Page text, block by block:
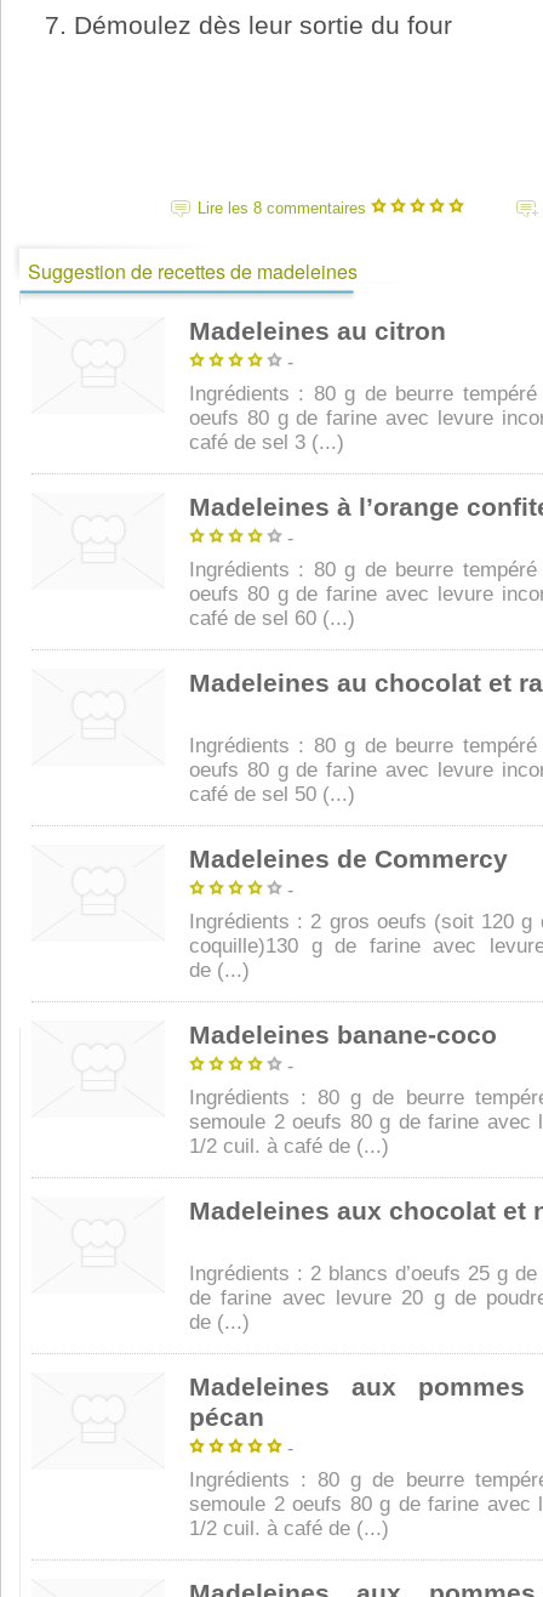
Démoulez dès leur sortie du four
Lire les 8 commentaires
Suggestion de recettes de madeleines
Madeleines au citron
-
Ingrédients : 80 g de beurre
oeufs 80 g de farine avec levure
café de sel 3 (...)
Madeleines à l’orange
-
Ingrédients : 80 g de beurre
oeufs 80 g de farine avec levure
café de sel 60 (...)
Madeleines au chocolat et
Ingrédients : 80 g de beurre
oeufs 80 g de farine avec levure
café de sel 50 (...)
Madeleines de Commercy
-
Ingrédients : 2 gros oeufs (soit 120 g
coquille)130 g de farine avec
de (...)
Madeleines banane-coco
-
Ingrédients : 80 g de beurre
semoule 2 oeufs 80 g de farine avec
1/2 cuil. à café de (...)
Madeleines aux chocolat et
Ingrédients : 2 blancs d’oeufs 25 g
de farine avec levure 20 g de
de (...)
Madeleines aux
pécan
-
Ingrédients : 80 g de beurre
semoule 2 oeufs 80 g de farine avec
1/2 cuil. à café de (...)